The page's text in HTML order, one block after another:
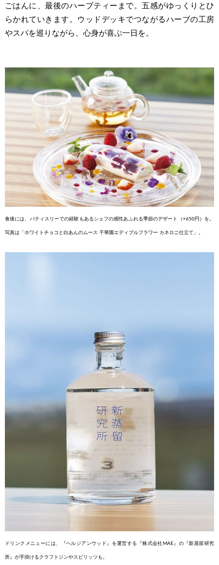
ごはんに、最後のハーブティーまで。五感がゆっくりとひ
らかれていきます。ウッドデッキでつながるハーブの工房
やスパを巡りながら、心身が喜ぶ一日を。
食後には、パティスリーでの経験もあるシェフの感性あふれる季節のデザート （+650円）を。
写真は「ホワ イトチョコと白あんのムー ス 千華園エディブルフラ ワー カネロニ仕立て」。
ドリンクメニューには、『ヘルジアンウッド』を運営する 『株式会社MAE』の『新蒸留 研究
所』が手掛けるクラフト ジンやスピリッツも。